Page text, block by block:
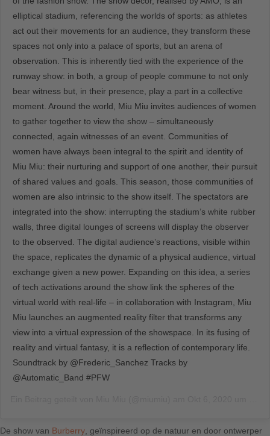
elliptical stadium, referencing the worlds of sports: as athletes
act out their movements for an audience, they transform these
spaces not only into a palace of sports, but an arena of
observation. This is inherently tied with the experience of the
runway show: in both, a group of people commune to not only
bear witness but, in their presence, play a part in a collective
moment. Around the world, Miu Miu invites audiences of women
to gather together to view the show – simultaneously
connected, again witnesses of an event. Communities of
women have always been integral to the spirit and identity of
Miu Miu: their nurturing and support of one another, their pursuit
of shared values and goals. This season, those communities of
women are also intrinsic to the show itself. The spectators are
integrated into the show: interrupting the stadium’s white rubber
walls, three digital lounges of screens will display the observer
to the observed. The digital audience’s reactions, visible within
the space, replicates the dynamic of a physical audience, virtual
exchange given a new power. Expanding on this idea, a series
of tech activations around the show link the spheres of the
virtual world with real-life – in collaboration with Instagram, Miu
Miu launches an augmented reality filter that transforms any
view into a virtual expression of the showspace. In its fusing of
reality and virtual fantasy, it is a reflection of contemporary life.
Soundtrack by @Frederic_Sanchez Tracks by
@Automatic_Band #PFW
De show van Burberry , geïnspireerd op de natuur en door ontwerper